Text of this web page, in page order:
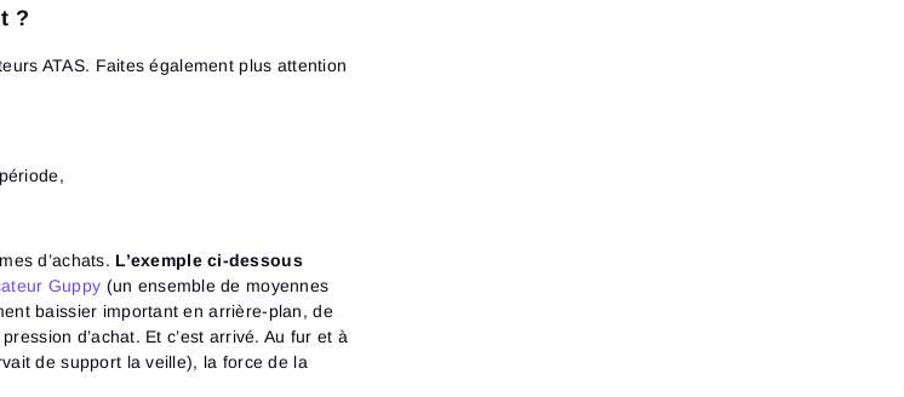
?
ATAS. Faites également plus attention
d’achats. L’exemple ci-dessous
Guppy (un ensemble de moyennes
baissier important en arrière-plan, de
d’achat. Et c’est arrivé. Au fur et à
de support la veille), la force de la